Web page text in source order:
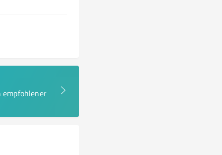
empfohlener